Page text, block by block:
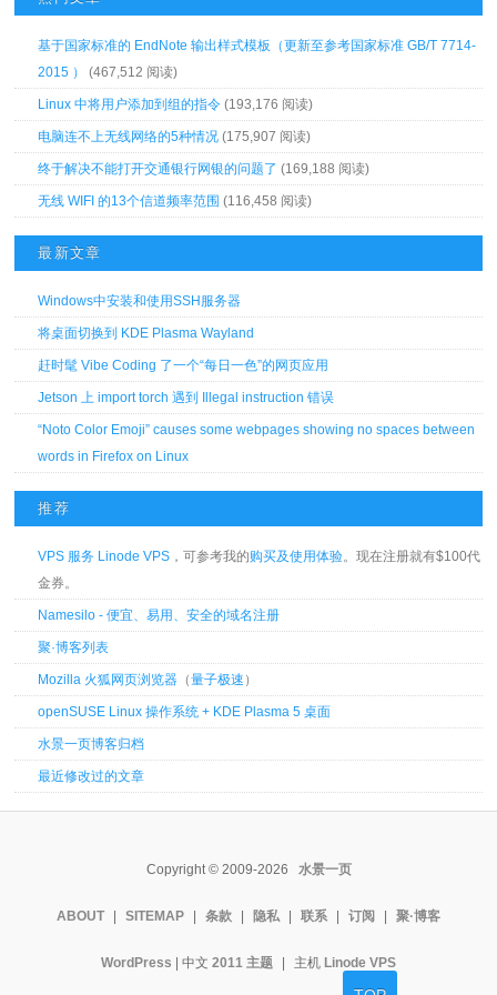
基于国家标准的 EndNote 输出样式模板（更新至参考国家标准 GB/T 7714-
2015 ）
(467,512 阅读)
Linux 中将用户添加到组的指令 (193,176 阅读)
电脑连不上无线网络的5种情况 (175,907 阅读)
终于解决不能打开交通银行网银的问题了 (169,188 阅读)
无线 WIFI 的13个信道频率范围 (116,458 阅读)
最新文章
Windows中安装和使用SSH服务器
将桌面切换到 KDE Plasma Wayland
赶时髦 Vibe Coding 了一个“每日一色”的网页应用
Jetson 上 import torch 遇到 Illegal instruction 错误
“Noto Color Emoji” causes some webpages showing no spaces between
words in Firefox on Linux
推荐
VPS 服务 Linode VPS ，可参考我的购买及使用体验。现在注册就有$100代
金券。
Namesilo - 便宜、易用、安全的域名注册
聚·博客列表
Mozilla 火狐网页浏览器 （量子极速 ）
openSUSE Linux 操作系统 + KDE Plasma 5 桌面
水景一页博客归档
最近修改过的文章
Copyright © 2009-2026 水景一页
ABOUT SITEMAP 条款 隐私 联系 订阅 聚·博客
WordPress | 中文 2011 主题 主机 Linode VPS